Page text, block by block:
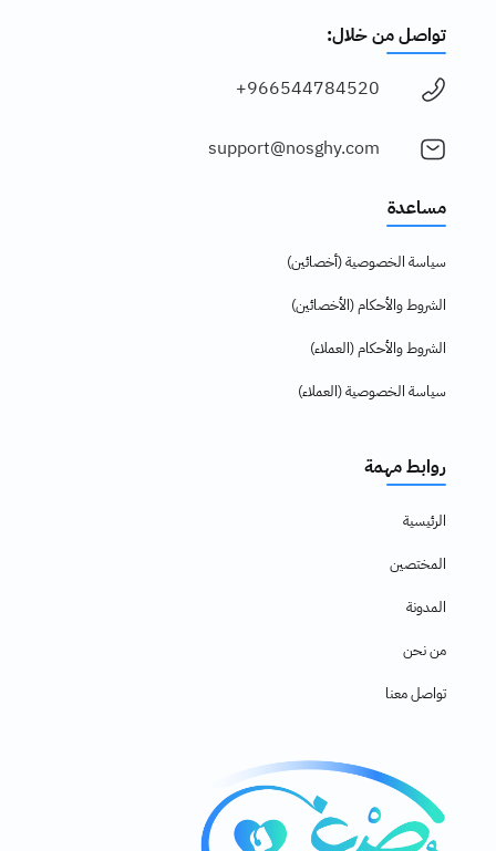
تواصل من خلال:
966544784520+
support@nosghy.com
مساعدة
سياسة الخصوصية (أخصائين)
الشروط والأحكام (الأخصائين)
الشروط والأحكام (العملاء)
سياسة الخصوصية (العملاء)
روابط مهمة
الرئيسية
المختصين
المدونة
من نحن
تواصل معنا